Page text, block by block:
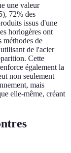
une valeur
72% des
issus d'une
horlogères ont
méthodes de
de l'acier
Cette
également la
non seulement
mais
elle-même, créant